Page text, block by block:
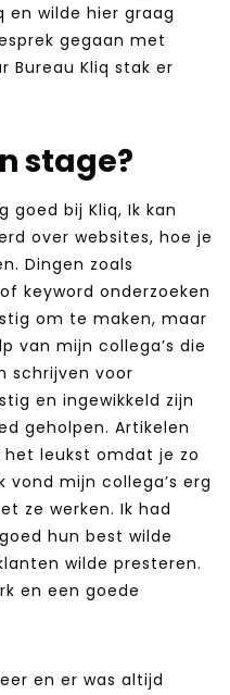
en wilde hier graag
gegaan met
Bureau Kliq stak er
stage?
goed bij Kliq, Ik kan
over websites, hoe je
Dingen zoals
keyword onderzoeken
om te maken, maar
van mijn collega’s die
schrijven voor
en ingewikkeld zijn
geholpen. Artikelen
het leukst omdat je zo
vond mijn collega’s erg
ze werken. Ik had
hun best wilde
wilde presteren.
en een goede
en er was altijd